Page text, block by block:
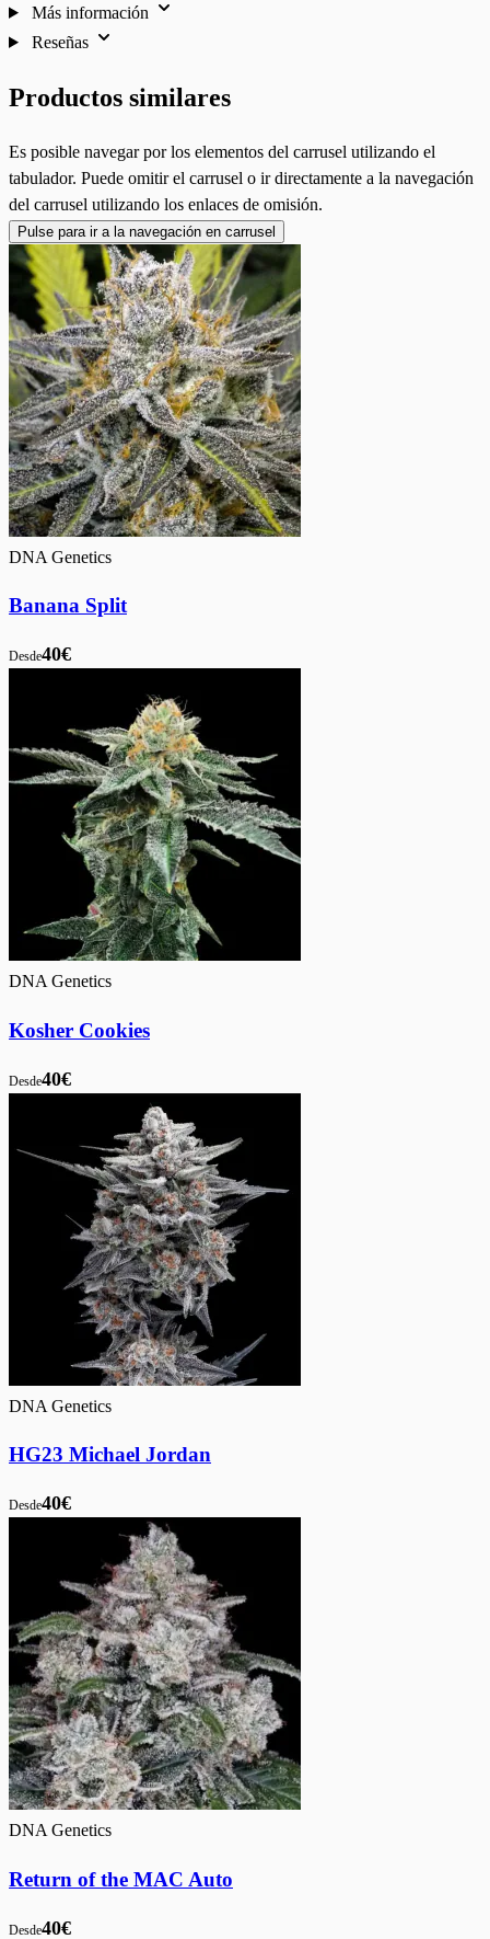
Más información
Reseñas
Productos similares
Es posible navegar por los elementos del carrusel utilizando el
tabulador. Puede omitir el carrusel o ir directamente a la navegación
del carrusel utilizando los enlaces de omisión.
Pulse para ir a la navegación en carrusel
DNA Genetics
Banana Split
Desde40€
DNA Genetics
Kosher Cookies
Desde40€
DNA Genetics
HG23 Michael Jordan
Desde40€
DNA Genetics
Return of the MAC Auto
Desde40€